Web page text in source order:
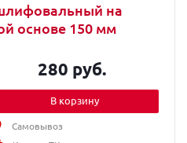
на
основе 150 мм
280 руб.
В корзину
Самовывоз